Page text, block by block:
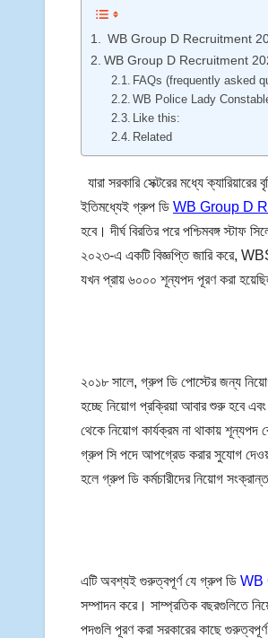
WB Group D Recruitment
WB Group D Recruitment
FAQs (frequently asked
WB Police Lady
Like this:
Related
যারা সরকারি সেক্টরের মধ্যে
ইতিমধ্যেই গ্রুপ ডি WB Group D
হবে। দীর্ঘ বিরতির পরে পশ্চিমবঙ্গ স্টাফ
২০২৩-এ একটি বিজ্ঞপ্তি জারি করে,
যখন প্রায় ৬০০০ শূন্যপদ পূরণ করা
২০১৮ সালে, গ্রুপ ডি পোস্টের জন্য
হচ্ছে নিয়োগ প্রক্রিয়া আবার শুরু হবে
থেকে নিয়োগ কার্যক্রম না থাকায় শূন্যপদ
গ্রুপ সি পদে আপগ্রেড করার সুযোগ
হলে গ্রুপ ডি কর্মচারীদের নিয়োগ
এটি অবশ্যই গুরুত্বপূর্ণ যে গ্রুপ ডি WB
সম্পাদন করে। সাম্প্রতিক বছরগুলিতে
পদগুলি পূরণ করা সরকারের কাছে